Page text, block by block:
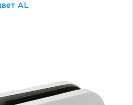
AL